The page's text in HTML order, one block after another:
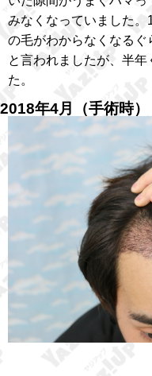
みなくなっていました。
の毛がわからなくなる
と言われましたが、半
た。
2018年4月（手術時）